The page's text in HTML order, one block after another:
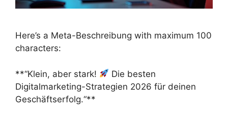
Here’s a Meta-Beschreibung with maximum 100
characters:
**“Klein, aber stark!
Die besten
Digitalmarketing-Strategien 2026 für deinen
Geschäftserfolg.“**